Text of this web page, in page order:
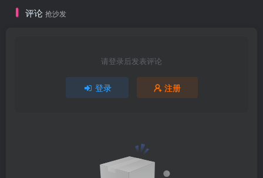
评论 抢沙发
请登录后发表评论
登录 注册